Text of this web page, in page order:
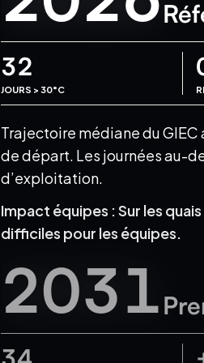
32
JOURS > 30°C
Trajectoire médiane du
de départ. Les journées au-
d’exploitation.
Impact équipes :Sur les
difficiles pour les équipes.
2031